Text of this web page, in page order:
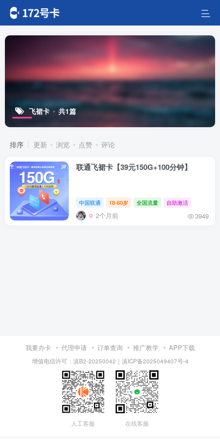
飞裙卡 共1篇
排序 更新 浏览 点赞 评论
联通飞裙卡【39元150G+100分钟】
中国联通 18-60岁 全国流量 自助激活
2个月前 3949
我要办卡 代理申请 订单查询 推广教学 APP下载
增值电信许可：滇B2-20250042 ｜ 滇ICP备2025049407号-4
人工客服 在线客服